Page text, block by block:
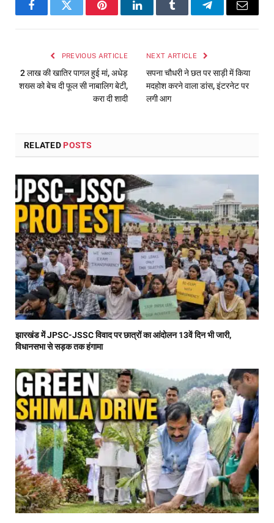
FacebookTwitter PinterestLinkedInTumblr TelegramEmail
PREVIOUS ARTICLE
2 लाख की खातिर पागल हुई मां, अधेड़
शख्स को बेच दी फूल सी नाबालिग बेटी,
करा दी शादी
NEXT ARTICLE
सपना चौधरी ने छत पर साड़ी में किया
मदहोश करने वाला डांस, इंटरनेट पर
लगी आग
RELATED POSTS
झारखंड में JPSC-JSSC विवाद पर छात्रों का आंदोलन 13वें दिन भी जारी,
विधानसभा से सड़क तक हंगामा